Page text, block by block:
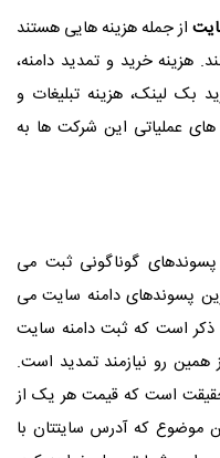
از جمله هزینه هایی هستند
هزینه خرید و تمدید دامنه،
بک لینک، هزینه تبلیغات و
عملیاتی این شرکت ها به
گوناگونی ثبت می
پسوندهای دامنه سایت می
ذکر است که ثبت دامنه سایت
رو نیازمند تمدید است.
است که قیمت هر یک از
موضوع که آدرس سایتتان با